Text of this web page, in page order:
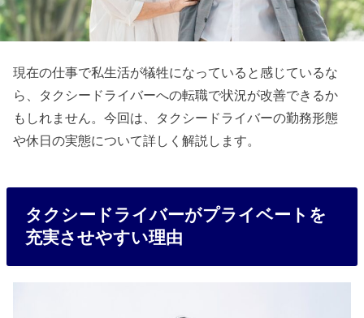
現在の仕事で私生活が犠牲になっていると感じているな
ら、タクシードライバーへの転職で状況が改善できるか
もしれません。今回は、タクシードライバーの勤務形態
や休日の実態について詳しく解説します。
タクシードライバーがプライベートを
充実させやすい理由